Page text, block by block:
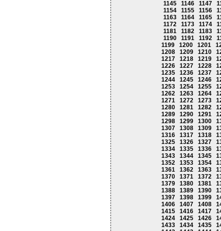
1145
1146 1147
1154
1155 1156
1163
1164 1165
1172
1173 1174
1181
1182 1183
1190
1191 1192
1199
1200 1201
1208
1209 1210
1217
1218 1219
1226
1227 1228
1235
1236 1237
1244
1245 1246
1253
1254 1255
1262
1263 1264
1271
1272 1273
1280
1281 1282
1289
1290 1291
1298
1299 1300
1307
1308 1309
1316
1317 1318
1325
1326 1327
1334
1335 1336
1343
1344 1345
1352
1353 1354
1361
1362 1363
1370
1371 1372
1379
1380 1381
1388
1389 1390
1397
1398 1399
1406
1407 1408
1415
1416 1417
1424
1425 1426
1433
1434 1435